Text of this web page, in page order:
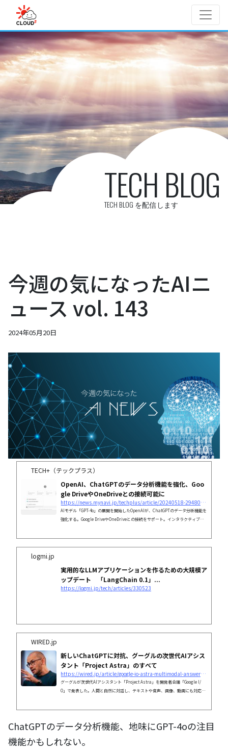
Skip to main content
TECH BLOG
TECH BLOG を配信します
今週の気になったAIニ
ュース vol. 143
2024年05月20日
TECH+（テックプラス）
OpenAI、ChatGPTのデータ分析機能を強化、Goo
gle DriveやOneDriveとの接続可能に
https://news.mynavi.jp/techplus/article/20240518-2948067/
AIモデル「GPT-4o」の展開を開始したOpenAIが、ChatGPTのデータ分析機能を
強化する。Google DriveやOneDriveとの接続をサポート。インタラクティブな
logmi.jp
実用的なLLMアプリケーションを作るための大規模ア
ップデート 「LangChain 0.1」...
https://logmi.jp/tech/articles/330523
WIRED.jp
新しいChatGPTに対抗、グーグルの次世代AIアシス
タント「Project Astra」のすべて
https://wired.jp/article/google-io-astra-multimodal-answer-chatgpt/
グーグルが次世代AIアシスタント「Project Astra」を開発者会議「Google I/
O」で発表した。人間と自然に対話し、テキストや音声、画像、動画にも対応す
ChatGPTのデータ分析機能、地味にGPT-4oの注目
機能かもしれない。